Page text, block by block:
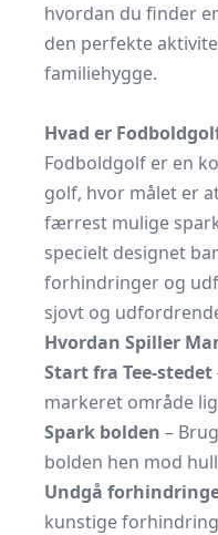
hvordan du finder
den perfekte
familiehygge.
Hvad er
Fodboldgolf er en
golf, hvor målet er
færrest mulige
specielt designet
forhindringer og
sjovt og
Hvordan Spiller
Start fra Tee-stedet
markeret område
Spark bolden –
bolden hen mod
Undgå
kunstige